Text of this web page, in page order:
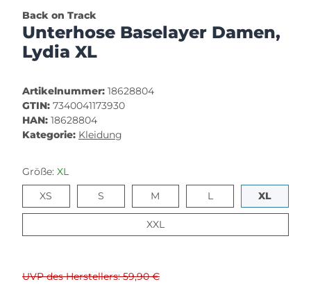
Back on Track
Unterhose Baselayer Damen,
Lydia XL
Artikelnummer: 18628804
GTIN: 7340041173930
HAN: 18628804
Kategorie: Kleidung
Größe: XL
XS
SS M L XLXL
XXL
UVP des Herstellers: 59,90 €